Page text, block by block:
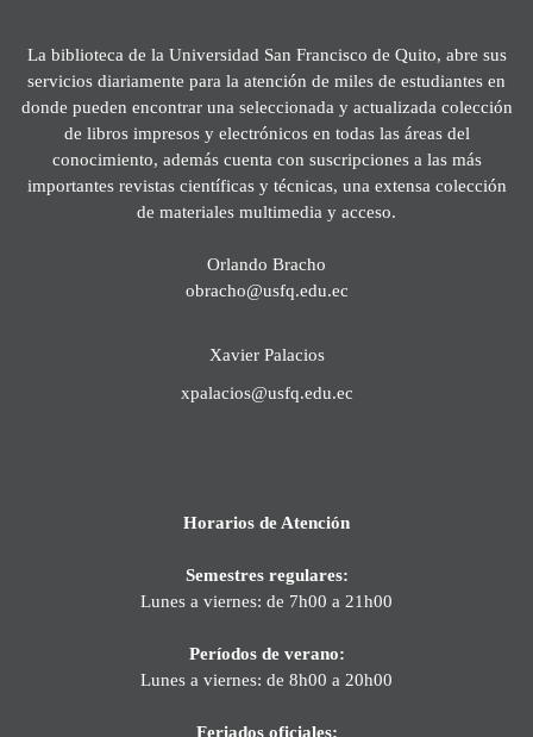
La biblioteca de la Universidad San Francisco de Quito, abre sus
servicios diariamente para la atención de miles de estudiantes en
donde pueden encontrar una seleccionada y actualizada colección
de libros impresos y electrónicos en todas las áreas del
conocimiento, además cuenta con suscripciones a las más
importantes revistas científicas y técnicas, una extensa colección
de materiales multimedia y acceso.
Orlando Bracho
obracho@usfq.edu.ec
Xavier Palacios
xpalacios@usfq.edu.ec
Horarios de Atención
Semestres regulares:
Lunes a viernes: de 7h00 a 21h00
Períodos de verano:
Lunes a viernes: de 8h00 a 20h00
Feriados oficiales: